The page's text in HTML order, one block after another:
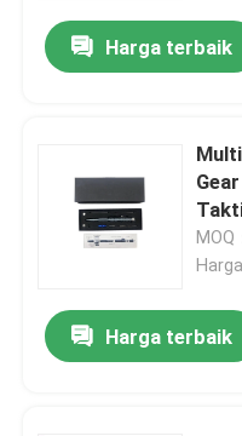
Mantel Musim Dingin
Rompi Taktis Militer
Sepatu Bot Kulit
Sepatu Gaun Militer
Harga terbaik
Harga terbaik